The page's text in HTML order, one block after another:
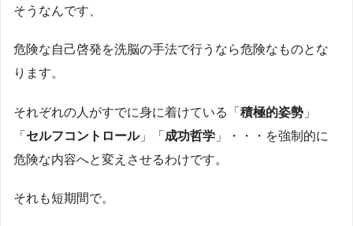
そうなんです、
危険な自己啓発を洗脳の手法で行うなら危険なものとな
ります。
それぞれの人がすでに身に着けている「 積極的姿勢 」
「 セルフコントロール」「 成功哲学 」・・・を強制的に
危険な内容へと変えさせるわけです。
それも短期間で。